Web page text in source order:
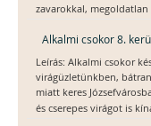
zavarokkal,
Alkalmi csokor 8.
Leírás: Alkalmi csokor
virágüzletünkben,
miatt keres
és cserepes virágot is